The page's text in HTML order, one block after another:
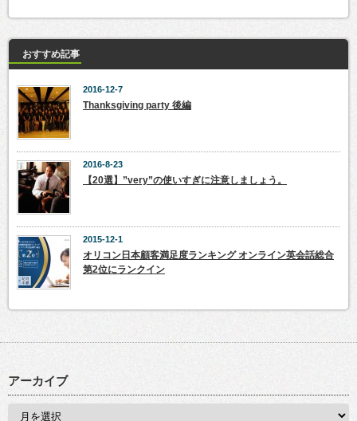
おすすめ記事
2016-12-7
Thanksgiving party 後編
2016-8-23
【20選】”very”の使いすぎに注意しましょう。
2015-12-1
オリコン日本顧客満足度ランキング オンライン英会話総合
第2位にランクイン
アーカイブ